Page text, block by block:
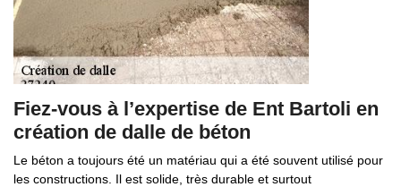
Fiez-vous à l’expertise de Ent Bartoli en
création de dalle de béton
Le béton a toujours été un matériau qui a été souvent utilisé pour
les constructions. Il est solide, très durable et surtout